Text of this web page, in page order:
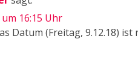
16:15 Uhr
Datum (Freitag, 9.12.18)